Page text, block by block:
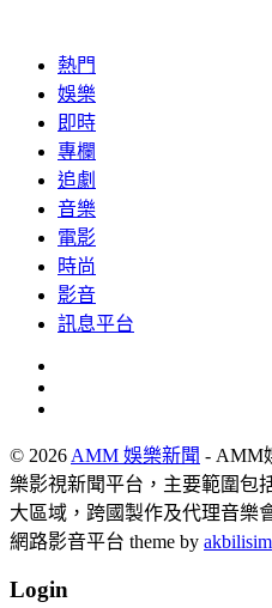
熱門
娛樂
即時
專欄
追劇
音樂
電影
時尚
影音
訊息平台
© 2026 AMM 娛樂新聞 - AMM
樂影視新聞平台，主要範圍包
大區域，跨國製作及代理音樂
網路影音平台 theme by akbilisim
Login